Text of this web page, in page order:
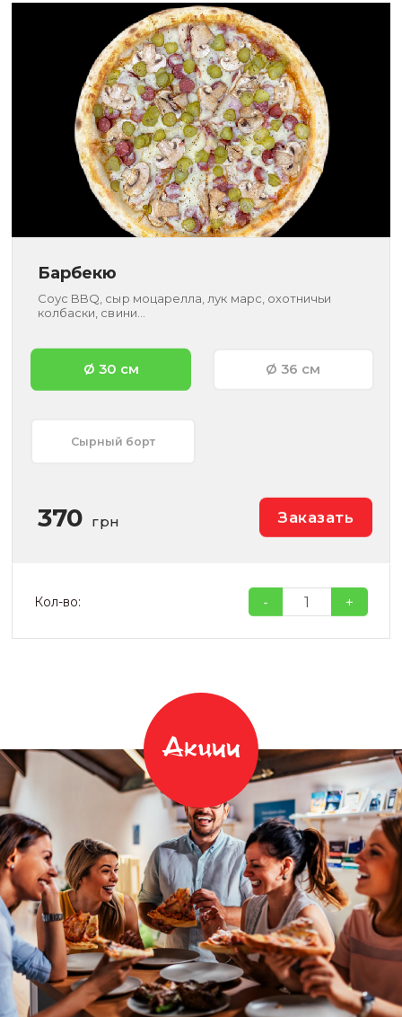
Барбекю
Соус BBQ, сыр моцарелла, лук марс, охотничьи
колбаски, свини...
Ø 30 см Ø 36 см
Сырный борт
370 грн Заказать
Кол-во: - +
Акции